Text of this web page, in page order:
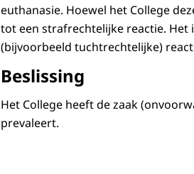
euthanasie. Hoewel het College
tot een strafrechtelijke reactie. Het
(bijvoorbeeld tuchtrechtelijke)
Beslissing
Het College heeft de zaak
prevaleert.